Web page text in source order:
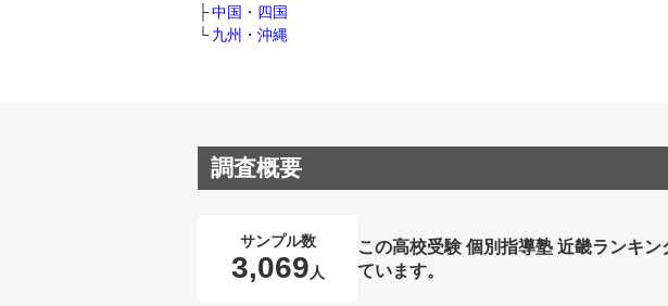
中国・四国
九州・沖縄
調査概要
サンプル数
3,069 人
この高校受験 個別指導塾 近畿ランキ
ています。